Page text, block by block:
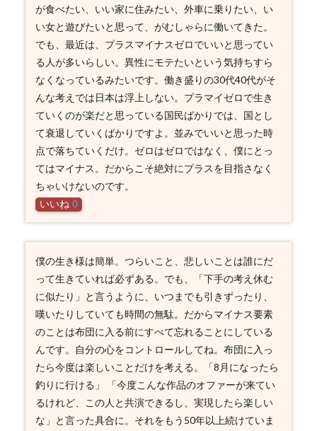
が食べたい、いい家に住みたい、外車に乗りたい、い
い女と遊びたいと思って、がむしゃらに働いてきた。
でも、最近は、プラスマイナスゼロでいいと思ってい
る人が多いらしい。異性にモテたいという気持ちすら
なくなっているみたいです。働き盛りの30代40代がそ
んな考えでは日本は浮上しない。プラマイゼロで生き
ていくのが楽だと思っている国民ばかりでは、国とし
て衰退していくばかりですよ。並みでいいと思った時
点で落ちていくだけ。ゼロはゼロではなく、僕にとっ
てはマイナス。だからこそ絶対にプラスを目指さなく
ちゃいけないのです。
いいね 0
僕の生き様は簡単。つらいこと、悲しいことは誰にだ
って生きていれば必ずある。でも、「下手の考え休む
に似たり」と言うように、いつまでも引きずったり、
嘆いたりしていても時間の無駄。だからマイナス要素
のことは布団に入る前にすべて忘れることにしている
んです。自分の心をコントロールしてね。布団に入っ
たら今度は楽しいことだけを考える。「8月になったら
釣りに行ける」 「今度こんな作品のオファーが来てい
るけれど、この人と共演できるし、実現したら楽しい
な」と言った具合に。それをもう50年以上続けていま